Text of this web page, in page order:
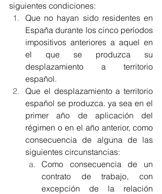
siguientes condiciones:
Que no hayan sido residentes en
España durante los cinco períodos
impositivos anteriores a aquel en
el que se produzca su
desplazamiento a territorio
español.
Que el desplazamiento a territorio
español se produzca. ya sea en el
primer año de aplicación del
régimen o en el año anterior, como
consecuencia de alguna de las
siguientes circunstancias:
Como consecuencia de un
contrato de trabajo, con
excepción de la relación